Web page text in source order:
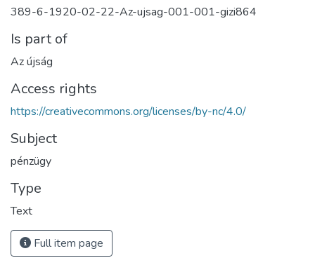
389-6-1920-02-22-Az-ujsag-001-001-gizi864
Is part of
Az újság
Access rights
https://creativecommons.org/licenses/by-nc/4.0/
Subject
pénzügy
Type
Text
Full item page